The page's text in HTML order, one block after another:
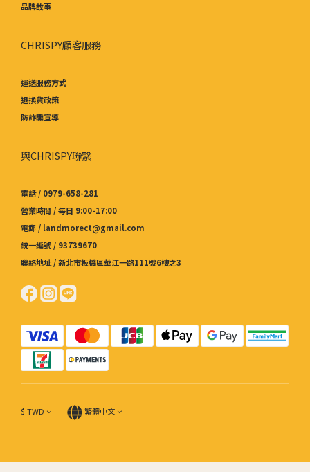
品牌故事
CHRISPY顧客服務
運送服務方式
退換貨政策
防詐騙宣導
與CHRISPY聯繫
電話 / 0979-658-281
營業時間 / 每日 9:00-17:00
電郵 / landmorect@gmail.com
統一編號 / 93739670
聯絡地址 / 新北市板橋區華江一路111號6樓之3
$ TWD 繁體中文